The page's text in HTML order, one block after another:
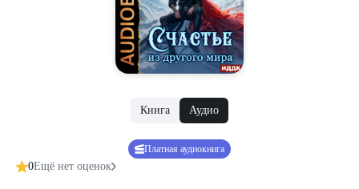
Книга Аудио
Платная аудиокнига
0Ещё нет оценок